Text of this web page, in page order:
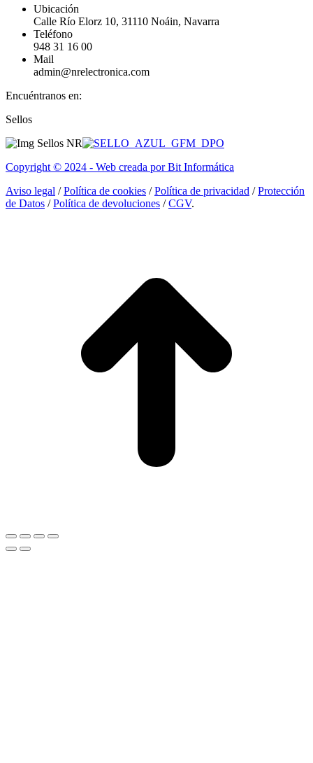
Ubicación
Calle Río Elorz 10, 31110 Noáin, Navarra
Teléfono
948 31 16 00
Mail
admin@nrelectronica.com
Encuéntranos en:
Facebook
opens
new
Linkedin
opens
new
Instagram
opens
new
Sellos
Copyright © 2024 - Web creada por Bit Informática
Aviso legal /Política de cookies /Política de privacidad /Protección
de Datos /Política de devoluciones /CGV.